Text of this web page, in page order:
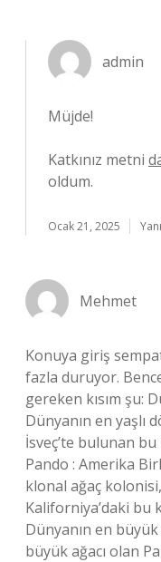
admin
Müjde!
Katkınız metni
oldum.
Ocak 21, 2025
Mehmet
Konuya giriş
fazla duruyor.
gereken kısım şu:
Dünyanın en yaşlı
İsveç’te bulunan bu
Pando : Amerika
klonal ağaç
Kaliforniya’daki bu
Dünyanın en büyük
büyük ağacı olan